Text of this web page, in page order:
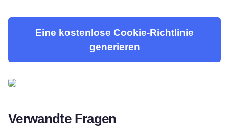
Eine kostenlose Cookie-Richtlinie
generieren
Verwandte Fragen